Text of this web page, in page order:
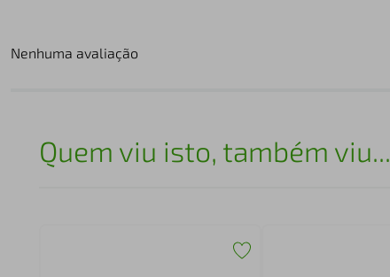
Nenhuma avaliação
Quem viu isto, também viu...